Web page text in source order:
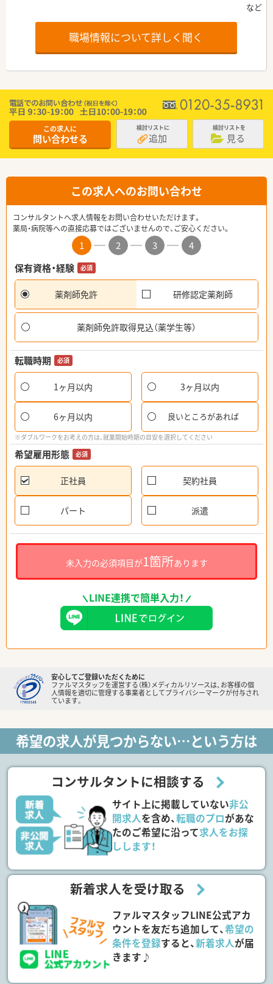
職場情報について詳しく聞く
この求人に
問い合わせる
検討リストに
追加
検討リストを
見る
この求人へのお問い合わせ
コンサルタントへ求人情報をお問い合わせいただけます。
薬局・病院等への直接応募ではございませんので、ご安心ください。
1 2 3
4
保有資格・経験
必須
薬剤師免許 研修認定薬剤師
薬剤師免許取得見込（薬学生等）
転職時期 必須
1ヶ月以内 3ヶ月以内
6ヶ月以内 良いところがあれば
※ダブルワークをお考えの方は、就業開始時期の目安を選択してください
希望雇用形態 必須
正社員 契約社員
パート 派遣
未入力の必須項目が1箇所あります
LINE連携で簡単入力！
安心してご登録いただくために
ファルマスタッフを運営する（株）メディカルリソースは、お客様の個
人情報を適切に管理する事業者としてプライバシーマークが付与され
ています。
希望の求人が見つからない…という方は
コンサルタントに相談する
サイト上に掲載していない非公
開求人を含め、転職のプロがあな
たのご希望に沿って求人をお探
しします！
新着求人を受け取る
ファルマスタッフLINE公式アカ
ウントを友だち追加して、希望の
条件を登録すると、新着求人が届
きます♪